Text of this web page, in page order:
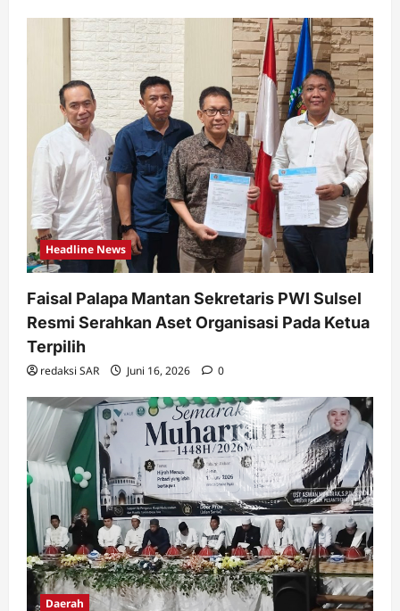
Headline News
Faisal Palapa Mantan Sekretaris PWI Sulsel
Resmi Serahkan Aset Organisasi Pada Ketua
Terpilih
redaksi SAR Juni 16, 2026 0
Daerah